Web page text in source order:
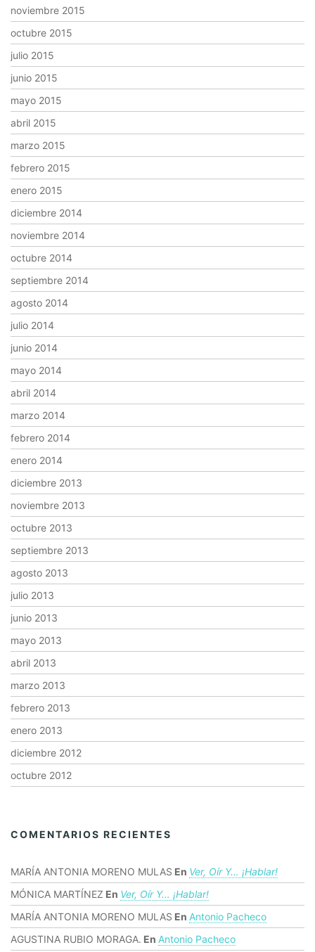
noviembre 2015
octubre 2015
julio 2015
junio 2015
mayo 2015
abril 2015
marzo 2015
febrero 2015
enero 2015
diciembre 2014
noviembre 2014
octubre 2014
septiembre 2014
agosto 2014
julio 2014
junio 2014
mayo 2014
abril 2014
marzo 2014
febrero 2014
enero 2014
diciembre 2013
noviembre 2013
octubre 2013
septiembre 2013
agosto 2013
julio 2013
junio 2013
mayo 2013
abril 2013
marzo 2013
febrero 2013
enero 2013
diciembre 2012
octubre 2012
COMENTARIOS RECIENTES
MARÍA ANTONIA MORENO MULAS En Ver, Oír Y… ¡hablar!
MÓNICA MARTÍNEZ En Ver, Oír Y… ¡hablar!
MARÍA ANTONIA MORENO MULAS En Antonio Pacheco
AGUSTINA RUBIO MORAGA. En Antonio Pacheco